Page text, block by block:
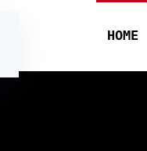
HOME